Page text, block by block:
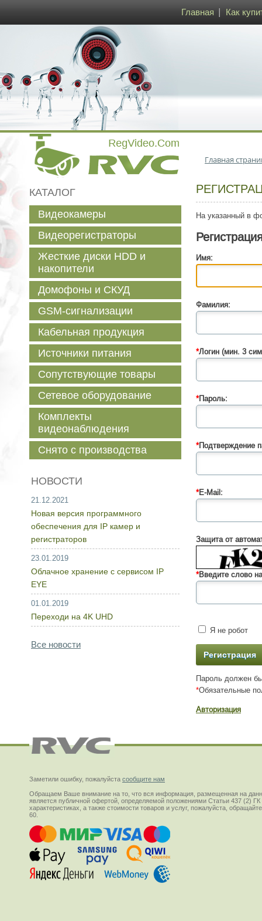
Главная Как
Главная
На указанный в
Имя:
Фамилия:
*Логин (мин. 3
*Пароль:
*Подтверждение
*E-Mail:
Защита от
*Введите слово
Я не робот
Пароль должен
*Обязательные
Авторизация
КАТАЛОГ
Видеокамеры
Видеорегистраторы
Жесткие диски HDD и
накопители
Домофоны и СКУД
GSM-сигнализации
Кабельная продукция
Источники питания
Сопутствующие товары
Сетевое оборудование
Комплекты
видеонаблюдения
Снято с производства
НОВОСТИ
21.12.2021
Новая версия программного
обеспечения для IP камер и
регистраторов
23.01.2019
Облачное хранение с сервисом IP
EYE
01.01.2019
Переходи на 4K UHD
Все новости
Заметили ошибку, пожалуйста сообщите нам
Обращаем Ваше внимание на то, что вся информация, размещенная на
является публичной офертой, определяемой положениями Статьи 437 (2)
характеристиках, а также стоимости товаров и услуг, пожалуйста,
60.